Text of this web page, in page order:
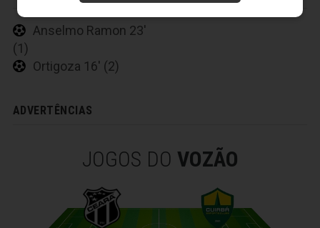
Anselmo Ramon 23'
(1)
Ortigoza 16' (2)
ADVERTÊNCIAS
JOGOS DO VOZÃO